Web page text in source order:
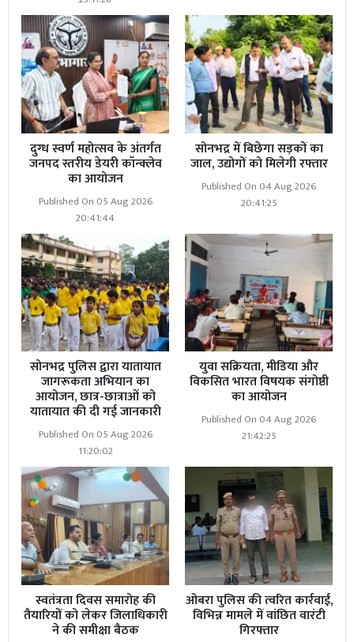
का भ्रमण कर बच्चों के स्वास्थ्य का परीक्षण कराया जाय। इस मौके
पर मुख्य विकास अधिकारी जागृति अवस्थी, मुख्य चिकित्साधिकारी
डॉ0 पंकज कुमार राय, जिला कार्यक्रम अधिकारी विनीत सिंह सहित
विभिन्न विभागों के अधिकारीगण व कर्मचारीगण उपस्थित रहें।
दुग्ध स्वर्ण महोत्सव के अंतर्गत
जनपद स्तरीय डेयरी कॉन्क्लेव
का आयोजन
Published On 05 Aug 2026
20:41:44
सोनभद्र में बिछेगा सड़कों का
जाल, उद्योगों को मिलेगी रफ्तार
Published On 04 Aug 2026
20:41:25
सोनभद्र पुलिस द्वारा यातायात
जागरूकता अभियान का
आयोजन, छात्र-छात्राओं को
यातायात की दी गई जानकारी
Published On 05 Aug 2026
11:20:02
युवा सक्रियता, मीडिया और
विकसित भारत विषयक संगोष्ठी
का आयोजन
Published On 04 Aug 2026
21:42:25
स्वतंत्रता दिवस समारोह की
तैयारियों को लेकर जिलाधिकारी
ने की समीक्षा बैठक
ओबरा पुलिस की त्वरित कार्रवाई,
विभिन्न मामले में वांछित वारंटी
गिरफ्तार